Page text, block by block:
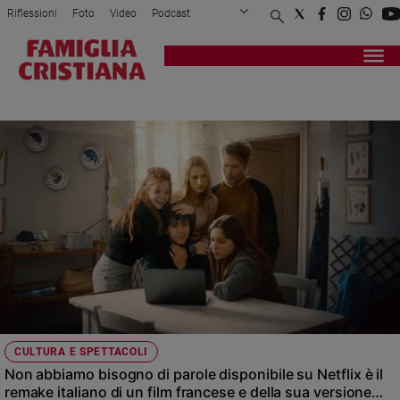
Attualità
Politica
Economia
giustizia
Interviste
Papa
Papa
Riflessioni Foto Video Podcast
Privacy Policy Chi siamo
Registrati Redazione
CULTURA E SPETTACOLI
Non abbiamo bisogno di parole disponibile su Netflix è il
remake italiano di un film francese e della sua versione